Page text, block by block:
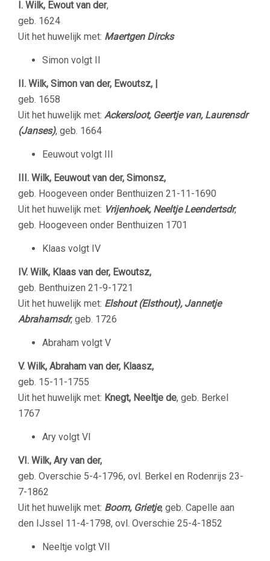
I. Wilk, Ewout van der,
geb. 1624
Uit het huwelijk met: Maertgen Dircks
Simon volgt II
II. Wilk, Simon van der, Ewoutsz, |
geb. 1658
Uit het huwelijk met: Ackersloot, Geertje van, Laurensdr
(Janses), geb. 1664
Eeuwout volgt III
III. Wilk, Eeuwout van der, Simonsz,
geb. Hoogeveen onder Benthuizen 21-11-1690
Uit het huwelijk met: Vrijenhoek, Neeltje Leendertsdr,
geb. Hoogeveen onder Benthuizen 1701
Klaas volgt IV
IV. Wilk, Klaas van der, Ewoutsz,
geb. Benthuizen 21-9-1721
Uit het huwelijk met: Elshout (Elsthout), Jannetje
Abrahamsdr, geb. 1726
Abraham volgt V
V. Wilk, Abraham van der, Klaasz,
geb. 15-11-1755
Uit het huwelijk met: Knegt, Neeltje de, geb. Berkel
1767
Ary volgt VI
VI. Wilk, Ary van der,
geb. Overschie 5-4-1796, ovl. Berkel en Rodenrijs 23-
7-1862
Uit het huwelijk met: Boom, Grietje, geb. Capelle aan
den IJssel 11-4-1798, ovl. Overschie 25-4-1852
Neeltje volgt VII